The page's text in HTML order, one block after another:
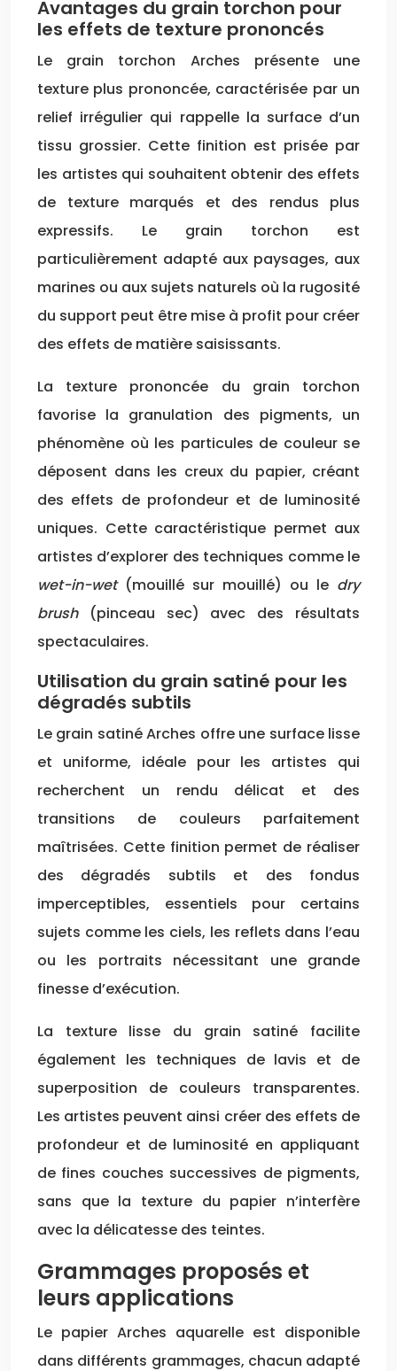
Avantages du grain torchon pour
les effets de texture prononcés
Le grain torchon Arches présente une
texture plus prononcée, caractérisée par un
relief irrégulier qui rappelle la surface d’un
tissu grossier. Cette finition est prisée par
les artistes qui souhaitent obtenir des effets
de texture marqués et des rendus plus
expressifs. Le grain torchon est
particulièrement adapté aux paysages, aux
marines ou aux sujets naturels où la rugosité
du support peut être mise à profit pour créer
des effets de matière saisissants.
La texture prononcée du grain torchon
favorise la granulation des pigments, un
phénomène où les particules de couleur se
déposent dans les creux du papier, créant
des effets de profondeur et de luminosité
uniques. Cette caractéristique permet aux
artistes d’explorer des techniques comme le
wet-in-wet (mouillé sur mouillé) ou le dry
brush (pinceau sec) avec des résultats
spectaculaires.
Utilisation du grain satiné pour les
dégradés subtils
Le grain satiné Arches offre une surface lisse
et uniforme, idéale pour les artistes qui
recherchent un rendu délicat et des
transitions de couleurs parfaitement
maîtrisées. Cette finition permet de réaliser
des dégradés subtils et des fondus
imperceptibles, essentiels pour certains
sujets comme les ciels, les reflets dans l’eau
ou les portraits nécessitant une grande
finesse d’exécution.
La texture lisse du grain satiné facilite
également les techniques de lavis et de
superposition de couleurs transparentes.
Les artistes peuvent ainsi créer des effets de
profondeur et de luminosité en appliquant
de fines couches successives de pigments,
sans que la texture du papier n’interfère
avec la délicatesse des teintes.
Grammages proposés et
leurs applications
Le papier Arches aquarelle est disponible
dans différents grammages, chacun adapté